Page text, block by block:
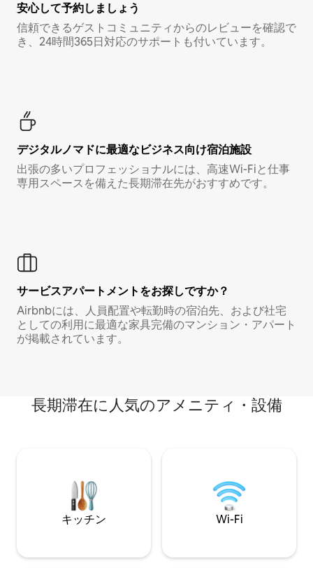
安心して予約しましょう
信頼できるゲストコミュニティからのレビューを確認で
き、24時間365日対応のサポートも付いています。
デジタルノマド⁠に最⁠適⁠なビ⁠ジ⁠ネ⁠ス⁠向⁠け宿⁠泊⁠施⁠設
出張の多いプロフェッショナルには、高速Wi-Fiと仕事
専用スペースを備えた長期滞在先がおすすめです。
サービスアパートメントをお探しですか？
Airbnbには、人員配置や転勤時の宿泊先、および社宅
としての利用に最適な家具完備のマンション・アパート
が掲載されています。
長期滞在に人気のアメニティ・設備
キッチン Wi-Fi